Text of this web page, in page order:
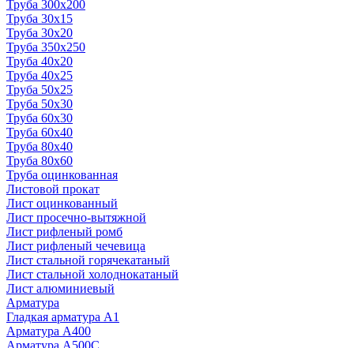
Труба 300x200
Труба 30x15
Труба 30x20
Труба 350x250
Труба 40x20
Труба 40x25
Труба 50x25
Труба 50x30
Труба 60x30
Труба 60x40
Труба 80x40
Труба 80x60
Труба оцинкованная
Листовой прокат
Лист оцинкованный
Лист просечно-вытяжной
Лист рифленый ромб
Лист рифленый чечевица
Лист стальной горячекатаный
Лист стальной холоднокатаный
Лист алюминиевый
Арматура
Гладкая арматура А1
Арматура А400
Арматура A500C